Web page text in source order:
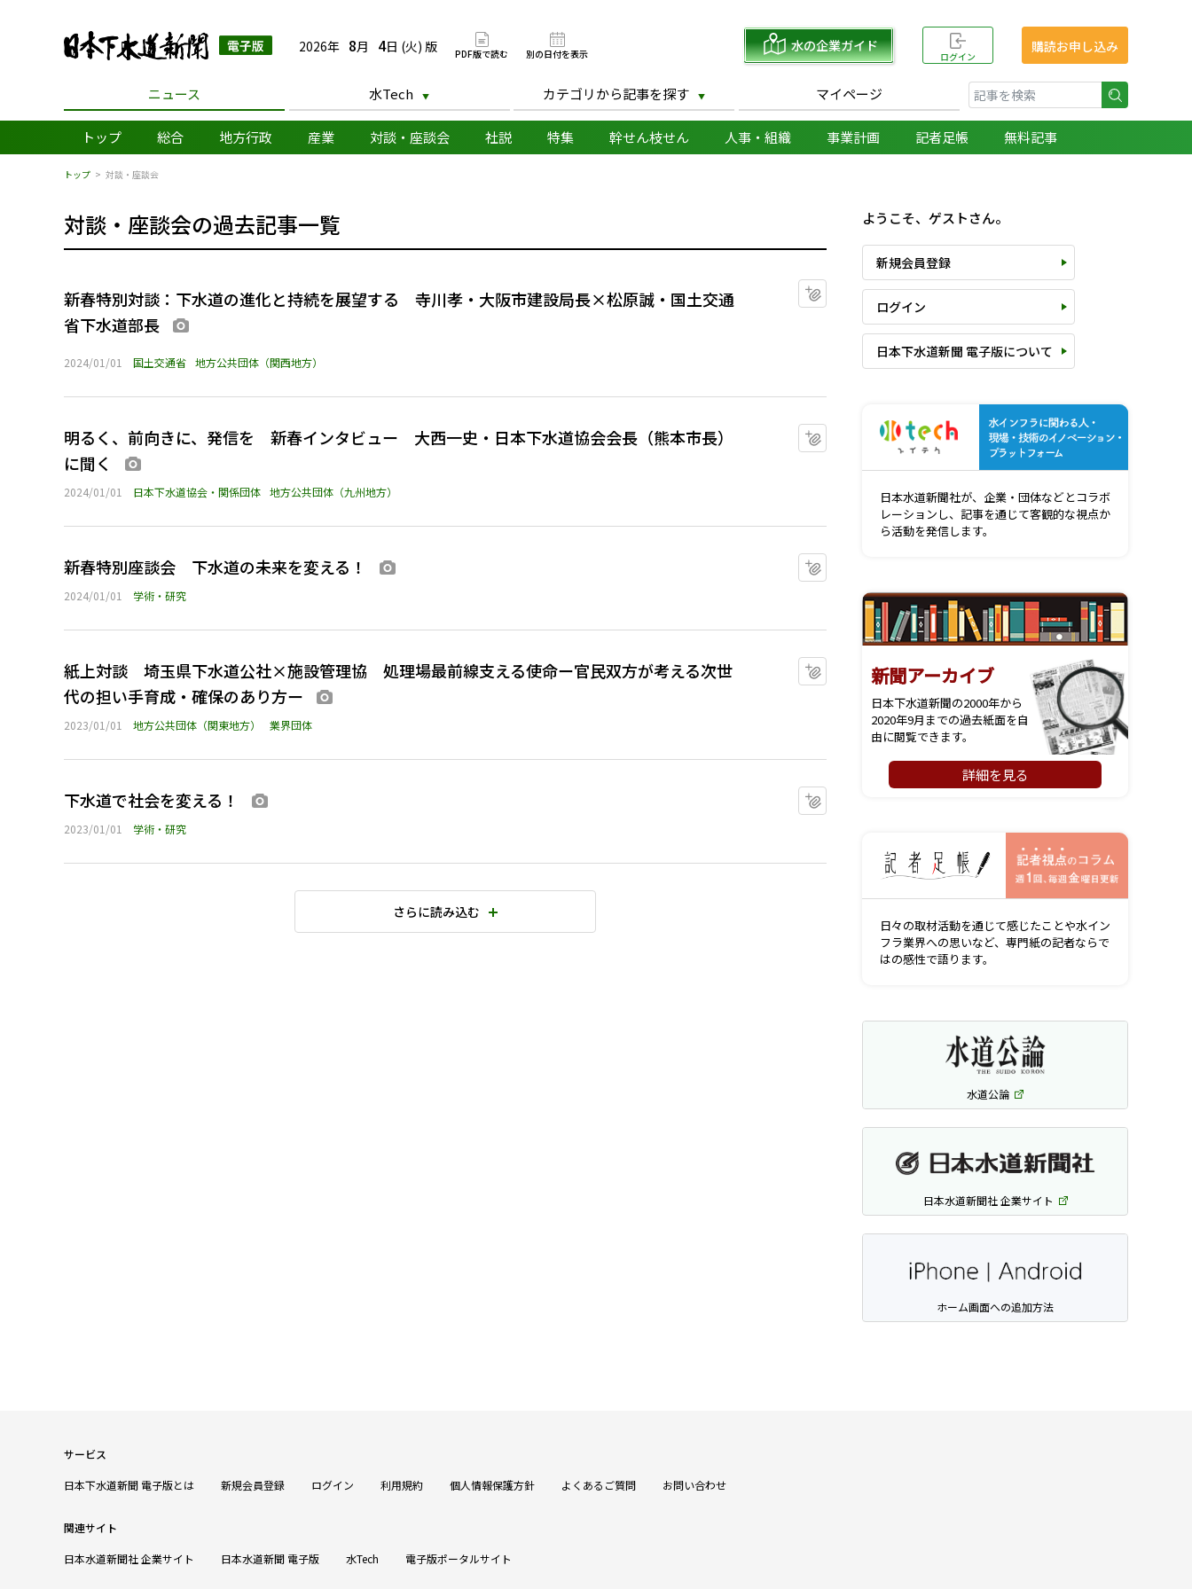
日本下水道新聞 電子版
2026年 8月 4日 (火) 版 PDF版で読む 別の日付を表示 水の企業ガイド
ログイン
購読お申し込み
ニュース 水Tech カテゴリから記事を探す マイページ
トップ 総合 地方行政 産業 対談・座談会 社説 特集 幹せん枝せん 人事・組織 事業計画 記者足帳 無料記事
トップ 対談・座談会
対談・座談会の過去記事一覧
新春特別対談：下水道の進化と持続を展望する 寺川孝・大阪市建設局長×松原誠・国土交通
省下水道部長
2024/01/01 国土交通省 地方公共団体（関西地方）
マイクリップに追加
明るく、前向きに、発信を 新春インタビュー 大西一史・日本下水道協会会長（熊本市長）
に聞く
2024/01/01 日本下水道協会・関係団体 地方公共団体（九州地方）
マイクリップに追加
新春特別座談会 下水道の未来を変える！
2024/01/01 学術・研究
紙上対談 埼玉県下水道公社×施設管理協 処理場最前線支える使命ー官民双方が考える次世
代の担い手育成・確保のあり方ー
2023/01/01 地方公共団体（関東地方） 業界団体
マイクリップに追加
下水道で社会を変える！
2023/01/01 学術・研究
さらに読み込む
ようこそ、ゲストさん。
新規会員登録
ログイン
日本下水道新聞 電子版について
日本水道新聞社が、企業・団体などとコラボ
レーションし、記事を通じて客観的な視点か
ら活動を発信します。
新聞アーカイブ
日本下水道新聞の2000年から
2020年9月までの過去紙面を自
由に閲覧できます。
詳細を見る
日々の取材活動を通じて感じたことや水イン
フラ業界への思いなど、専門紙の記者ならで
はの感性で語ります。
水道公論
日本水道新聞社 企業サイト
ホーム画面への追加方法
サービス
日本下水道新聞 電子版とは 新規会員登録 ログイン 利用規約 個人情報保護方針 よくあるご質問 お問い合わせ
関連サイト
日本水道新聞社 企業サイト 日本水道新聞 電子版 水Tech 電子版ポータルサイト